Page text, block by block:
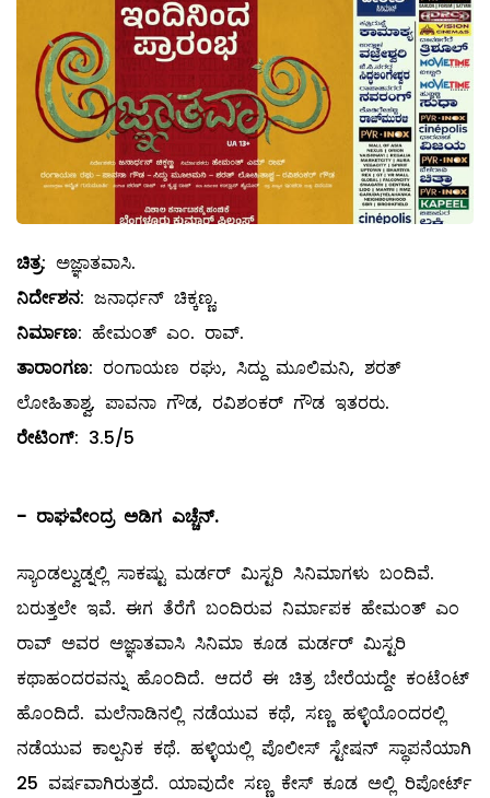
ಚಿತ್ರ: ಅಜ್ಞಾತವಾಸಿ.
ನಿರ್ದೇಶನ: ಜನಾರ್ಧನ್ ಚಿಕ್ಕಣ್ಣ.
ನಿರ್ಮಾಣ: ಹೇಮಂತ್ ಎಂ. ರಾವ್.
ತಾರಾಂಗಣ: ರಂಗಾಯಣ ರಘು, ಸಿದ್ದು ಮೂಲಿಮನಿ, ಶರತ್
ಲೋಹಿತಾಶ್ವ, ಪಾವನಾ ಗೌಡ, ರವಿಶಂಕರ್ ಗೌಡ ಇತರರು.
ರೇಟಿಂಗ್: 3.5/5
- ರಾಘವೇಂದ್ರ ಅಡಿಗ ಎಚ್ಚೆನ್.
ಸ್ಯಾಂಡಲ್ವುಡ್ನಲ್ಲಿ ಸಾಕಷ್ಟು ಮರ್ಡರ್ ಮಿಸ್ಟರಿ ಸಿನಿಮಾಗಳು ಬಂದಿವೆ.
ಬರುತ್ತಲೇ ಇವೆ. ಈಗ ತೆರೆಗೆ ಬಂದಿರುವ ನಿರ್ಮಾಪಕ ಹೇಮಂತ್ ಎಂ
ರಾವ್ ಅವರ ಅಜ್ಞಾತವಾಸಿ ಸಿನಿಮಾ ಕೂಡ ಮರ್ಡರ್ ಮಿಸ್ಟರಿ
ಕಥಾಹಂದರವನ್ನು ಹೊಂದಿದೆ. ಆದರೆ ಈ ಚಿತ್ರ ಬೇರೆಯದ್ದೇ ಕಂಟೆಂಟ್
ಹೊಂದಿದೆ. ಮಲೆನಾಡಿನಲ್ಲಿ ನಡೆಯುವ ಕಥೆ, ಸಣ್ಣ ಹಳ್ಳಿಯೊಂದರಲ್ಲಿ
ನಡೆಯುವ ಕಾಲ್ಪನಿಕ ಕಥೆ. ಹಳ್ಳಿಯಲ್ಲಿ ಪೊಲೀಸ್ ಸ್ಟೇಷನ್ ಸ್ಥಾಪನೆಯಾಗಿ
25 ವರ್ಷವಾಗಿರುತ್ತದೆ. ಯಾವುದೇ ಸಣ್ಣ ಕೇಸ್ ಕೂಡ ಅಲ್ಲಿ ರಿಪೋರ್ಟ್